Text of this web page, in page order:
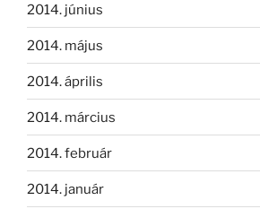
2014. június
2014. május
2014. április
2014. március
2014. február
2014. január